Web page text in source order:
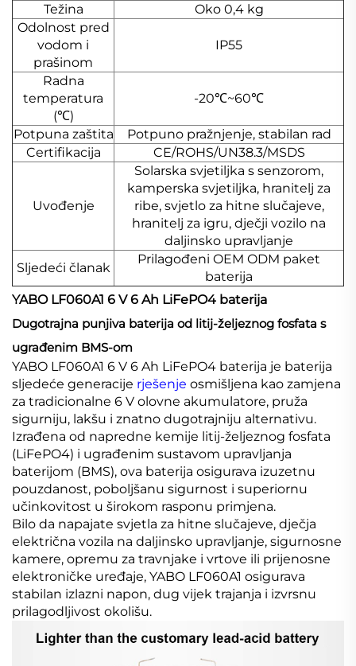
Težina
Oko 0,4 kg
Odolnost pred
vodom i
prašinom
IP55
Radna
temperatura
(℃)
-20℃~60℃
Potpuna zaštita
Potpuno pražnjenje, stabilan rad
Certifikacija
CE/ROHS/UN38.3/MSDS
Uvođenje
Solarska svjetiljka s senzorom,
kamperska svjetiljka, hranitelj za
ribe, svjetlo za hitne slučajeve,
hranitelj za igru, dječji vozilo na
daljinsko upravljanje
Sljedeći članak
Prilagođeni OEM ODM paket
baterija
YABO LF060A1 6 V 6 Ah LiFePO4 baterija
Dugotrajna punjiva baterija od litij-željeznog fosfata s
ugrađenim BMS-om
YABO LF060A1 6 V 6 Ah LiFePO4 baterija je baterija
sljedeće generacije rješenje osmišljena kao zamjena
za tradicionalne 6 V olovne akumulatore, pruža
sigurniju, lakšu i znatno dugotrajniju alternativu.
Izrađena od napredne kemije litij-željeznog fosfata
(LiFePO4) i ugrađenim sustavom upravljanja
baterijom (BMS), ova baterija osigurava izuzetnu
pouzdanost, poboljšanu sigurnost i superiornu
učinkovitost u širokom rasponu primjena.
Bilo da napajate svjetla za hitne slučajeve, dječja
električna vozila na daljinsko upravljanje, sigurnosne
kamere, opremu za travnjake i vrtove ili prijenosne
elektroničke uređaje, YABO LF060A1 osigurava
stabilan izlazni napon, dug vijek trajanja i izvrsnu
prilagodljivost okolišu.